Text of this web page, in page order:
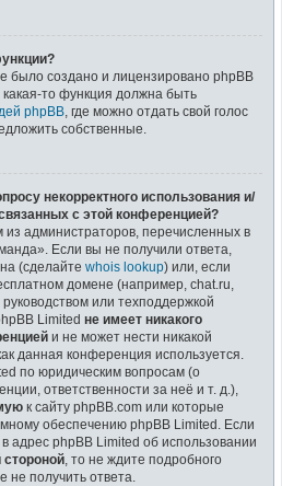
было создано и лицензировано phpBB
то функция должна быть
phpBB , где можно отдать свой голос
собственные.
некорректного использования и/
с этой конференцией?
администраторов, перечисленных в
Если вы не получили ответа,
(сделайте whois lookup) или, если
домене (например, chat.ru,
или техподдержкой
Limited не имеет никакого
и не может нести никакой
данная конференция используется.
по юридическим вопросам (о
ответственности за неё и т. д.),
к сайту phpBB.com или которые
обеспечению phpBB Limited. Если
адрес phpBB Limited об использовании
стороной , то не ждите подробного
получить ответа.